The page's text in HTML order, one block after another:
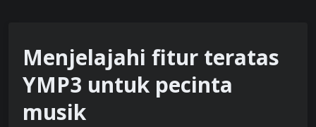
Menjelajahi fitur teratas
YMP3 untuk pecinta
musik